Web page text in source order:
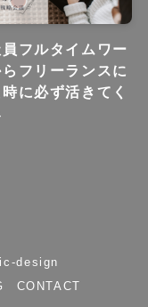
フルタイムワー
フリーランスに
に必ず活きてく
design
CONTACT